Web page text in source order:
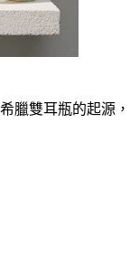
臘雙耳瓶的起源，